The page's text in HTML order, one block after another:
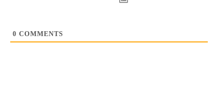
0 COMMENTS